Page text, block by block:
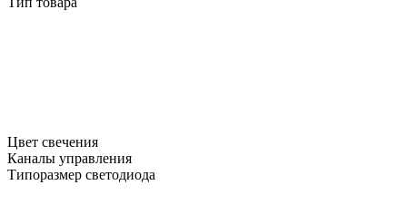
Цвет свечения
Каналы управления
Типоразмер светодиода